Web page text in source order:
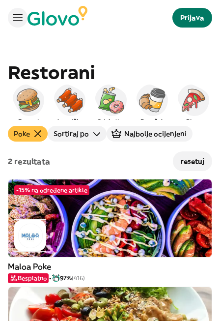
Prijava
Restorani
Burgeri Američka Grickalice Doručak Pizza
Poke Sortiraj po Najbolje ocijenjeni
2 rezultata resetuj
-15% na određene artikle
Maloa Poke
Besplatno 97%(416)